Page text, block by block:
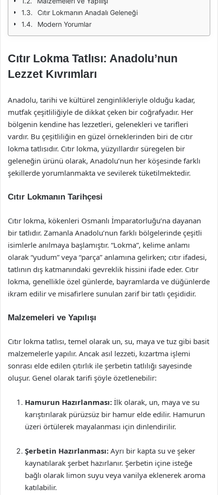
Cıtır Lokmanın Anadalı Geleneği
Modern Yorumlar
Cıtır Lokma Tatlısı: Anadolu’nun
Lezzet Kıvrımları
Anadolu, tarihi ve kültürel zenginlikleriyle olduğu kadar,
mutfak çeşitliliğiyle de dikkat çeken bir coğrafyadır. Her
bölgenin kendine has lezzetleri, gelenekleri ve tarifleri
vardır. Bu çeşitliliğin en güzel örneklerinden biri de cıtır
lokma tatlısıdır. Cıtır lokma, yüzyıllardır süregelen bir
geleneğin ürünü olarak, Anadolu’nun her köşesinde farklı
şekillerde yorumlanmakta ve sevilerek tüketilmektedir.
Cıtır Lokmanın Tarihçesi
Cıtır lokma, kökenleri Osmanlı İmparatorluğu’na dayanan
bir tatlıdır. Zamanla Anadolu’nun farklı bölgelerinde çeşitli
isimlerle anılmaya başlamıştır. “Lokma”, kelime anlamı
olarak “yudum” veya “parça” anlamına gelirken; cıtır ifadesi,
tatlının dış katmanındaki gevreklik hissini ifade eder. Cıtır
lokma, genellikle özel günlerde, bayramlarda ve düğünlerde
ikram edilir ve misafirlere sunulan zarif bir tatlı çeşididir.
Malzemeleri ve Yapılışı
Cıtır lokma tatlısı, temel olarak un, su, maya ve tuz gibi basit
malzemelerle yapılır. Ancak asıl lezzeti, kızartma işlemi
sonrası elde edilen çıtırlık ile şerbetin tatlılığı sayesinde
oluşur. Genel olarak tarifi şöyle özetlenebilir:
Hamurun Hazırlanması: İlk olarak, un, maya ve su
karıştırılarak pürüzsüz bir hamur elde edilir. Hamurun
üzeri örtülerek mayalanması için dinlendirilir.
Şerbetin Hazırlanması: Ayrı bir kapta su ve şeker
kaynatılarak şerbet hazırlanır. Şerbetin içine isteğe
bağlı olarak limon suyu veya vanilya eklenerek aroma
katılabilir.